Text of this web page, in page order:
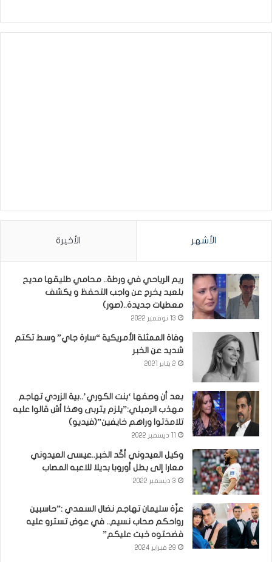
الأشهر الأخيرة
ريم الرياحي في ورطة.. محامي طليقها مديح
بلعيد يخرج عن واجب التحفظ و يكشف
معطيات جديدة..(صور)
13 نوفمبر 2022
وفاة الممثلة الأمريكية “سارة جاي” وسط تكتم
شديد عن الخبر
2 يناير 2021
بعد أن وصفها ‘بنت الكوري’..بية الزردي تهاجم
مهذب الرميلي:”يلزم يتربى وهذا أش قالوا عليه
تلامذتوا وراهم خايفين”(فيديو)
وكيل العيدوني أكّد الخبر..عيسى العيدوني
معارا إلى بطل أوروبا بديلا للاعبه المصاب
3 ديسمبر 2022
عزّة سليمان تهاجم نضال السعدي :”حاسبين
رواحكم صحاب نسيم.. في عوض تسترو عليه
فضحتوه خيت عليكم”
29 فبراير 2024